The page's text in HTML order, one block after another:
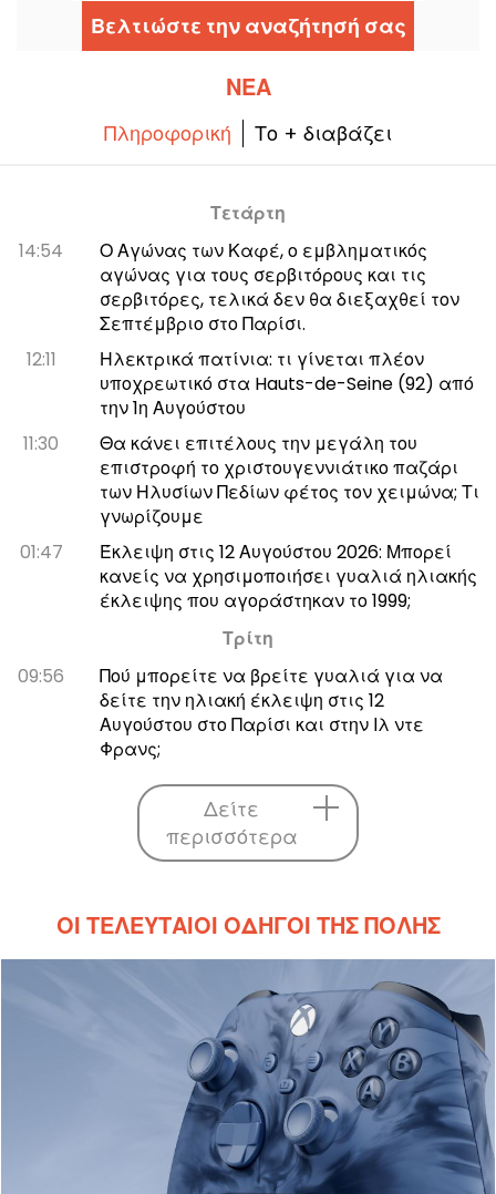
ληστείας που στοχεύει την περιουσία ενός
αρχηγού μαφίας.
Βελτιώστε την αναζήτησή σας
ΝΈΑ
Πληροφορική Το + διαβάζει
Τετάρτη
14:54
Ο Αγώνας των Καφέ, ο εμβληματικός
αγώνας για τους σερβιτόρους και τις
σερβιτόρες, τελικά δεν θα διεξαχθεί τον
Σεπτέμβριο στο Παρίσι.
12:11
Ηλεκτρικά πατίνια: τι γίνεται πλέον
υποχρεωτικό στα Hauts-de-Seine (92) από
την 1η Αυγούστου
11:30
Θα κάνει επιτέλους την μεγάλη του
επιστροφή το χριστουγεννιάτικο παζάρι
των Ηλυσίων Πεδίων φέτος τον χειμώνα; Τι
γνωρίζουμε
01:47
Έκλειψη στις 12 Αυγούστου 2026: Μπορεί
κανείς να χρησιμοποιήσει γυαλιά ηλιακής
έκλειψης που αγοράστηκαν το 1999;
Τρίτη
09:56
Πού μπορείτε να βρείτε γυαλιά για να
δείτε την ηλιακή έκλειψη στις 12
Αυγούστου στο Παρίσι και στην Ιλ ντε
Φρανς;
Δείτε
περισσότερα
ΟΙ ΤΕΛΕΥΤΑΊΟΙ ΟΔΗΓΟΊ ΤΗΣ ΠΌΛΗΣ